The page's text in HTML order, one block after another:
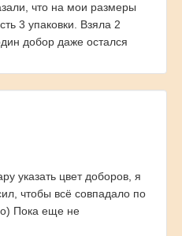
что на мои размеры
3 упаковки. Взяла 2
добор даже остался
указать цвет доборов, я
чтобы всё совпадало по
Пока еще не